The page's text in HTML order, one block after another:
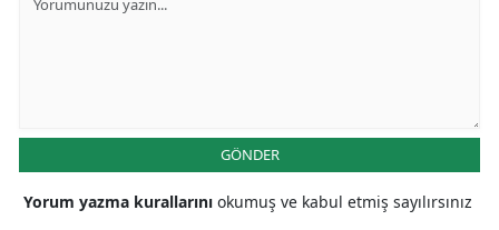
GÖNDER
Yorum yazma kurallarını okumuş ve kabul etmiş sayılırsınız